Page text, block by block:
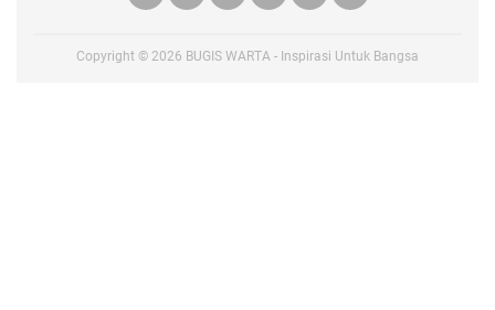
Copyright © 2026 BUGIS WARTA - Inspirasi Untuk Bangsa